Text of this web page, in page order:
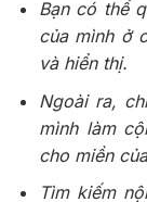
Bạn có thể
của mình ở
và hiển thị.
Ngoài ra,
mình làm
cho miền
Tìm kiếm